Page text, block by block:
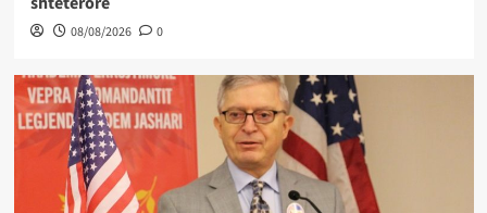
08/08/2026 0